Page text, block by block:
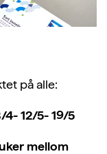
på alle:
12/5- 19/5
mellom